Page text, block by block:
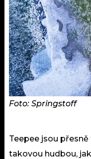
Foto: Springstoff
Teepee jsou
takovou hudbou,